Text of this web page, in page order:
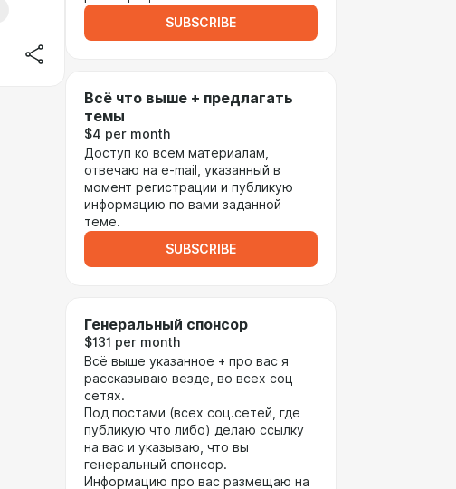
SUBSCRIBE
Всё что выше + предлагать
темы
$4 per month
Доступ ко всем материалам,
отвечаю на e-mail, указанный в
момент регистрации и публикую
информацию по вами заданной
теме.
SUBSCRIBE
Генеральный спонсор
$131 per month
Всё выше указанное + про вас я
рассказываю везде, во всех соц
сетях.
Под постами (всех соц.сетей, где
публикую что либо) делаю ссылку
на вас и указываю, что вы
генеральный спонсор.
Информацию про вас размещаю на